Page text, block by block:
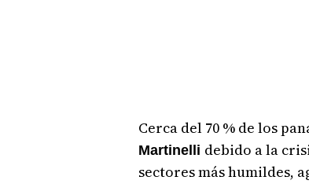
Cerca del 70 % de los
Martinelli debido a la
sectores más humildes,